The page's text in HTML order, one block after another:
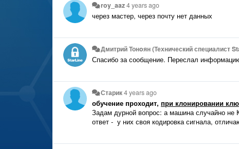
roy_aaz4 years ago
через мастер, через почту нет данных
Дмитрий Тонoян (Технический специалист
Спасибо за сообщение. Переслал
Старик4 years ago
обучение проходит, при клонировании
Задам дурной вопрос: а машина случайно не
ответ - у них своя кодировка сигнала,